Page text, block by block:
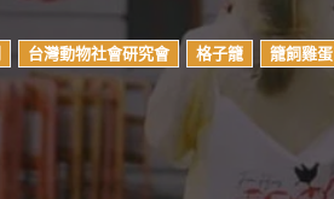
台灣動物社會研究會 格子籠 籠飼雞蛋